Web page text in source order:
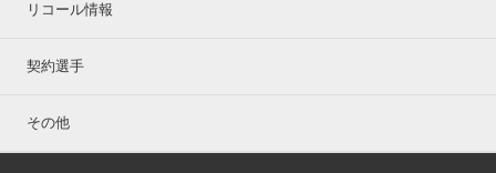
リコール情報
契約選手
その他